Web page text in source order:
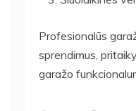
Profesionalūs
sprendimus,
garažo